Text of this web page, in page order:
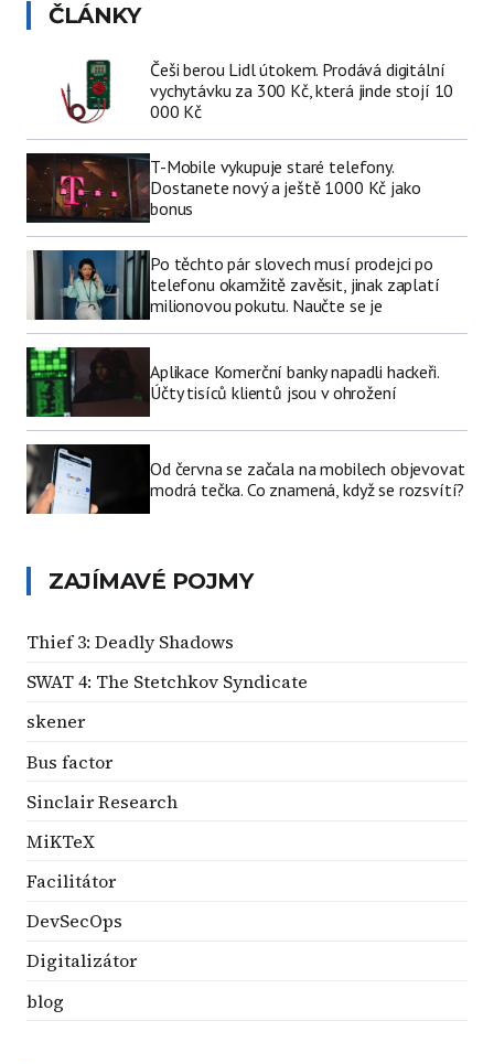
ČLÁNKY
Češi berou Lidl útokem. Prodává digitální
vychytávku za 300 Kč, která jinde stojí 10
000 Kč
T-Mobile vykupuje staré telefony.
Dostanete nový a ještě 1000 Kč jako
bonus
Po těchto pár slovech musí prodejci po
telefonu okamžitě zavěsit, jinak zaplatí
milionovou pokutu. Naučte se je
Aplikace Komerční banky napadli hackeři.
Účty tisíců klientů jsou v ohrožení
Od června se začala na mobilech objevovat
modrá tečka. Co znamená, když se rozsvítí?
ZAJÍMAVÉ POJMY
Thief 3: Deadly Shadows
SWAT 4: The Stetchkov Syndicate
skener
Bus factor
Sinclair Research
MiKTeX
Facilitátor
DevSecOps
Digitalizátor
blog